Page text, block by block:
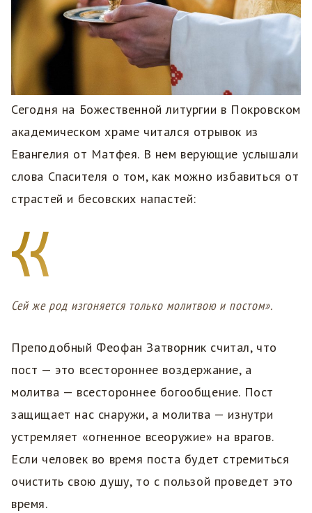
Сегодня на Божественной литургии в Покровском
академическом храме читался отрывок из
Евангелия от Матфея. В нем верующие услышали
слова Спасителя о том, как можно избавиться от
страстей и бесовских напастей:
Сей же род изгоняется только молитвою и постом».
Преподобный Феофан Затворник считал, что
пост — это всестороннее воздержание, а
молитва — всестороннее богообщение. Пост
защищает нас снаружи, а молитва — изнутри
устремляет «огненное всеоружие» на врагов.
Если человек во время поста будет стремиться
очистить свою душу, то с пользой проведет это
время.